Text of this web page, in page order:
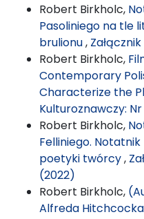
Robert Birkholc,
Pasoliniego na tle
brulionu,
Robert Birkholc,
Contemporary
Characterize the
Kulturoznawczy: Nr
Robert Birkholc,
Felliniego.
poetyki twórcy,
(2022)
Robert Birkholc,
Alfreda